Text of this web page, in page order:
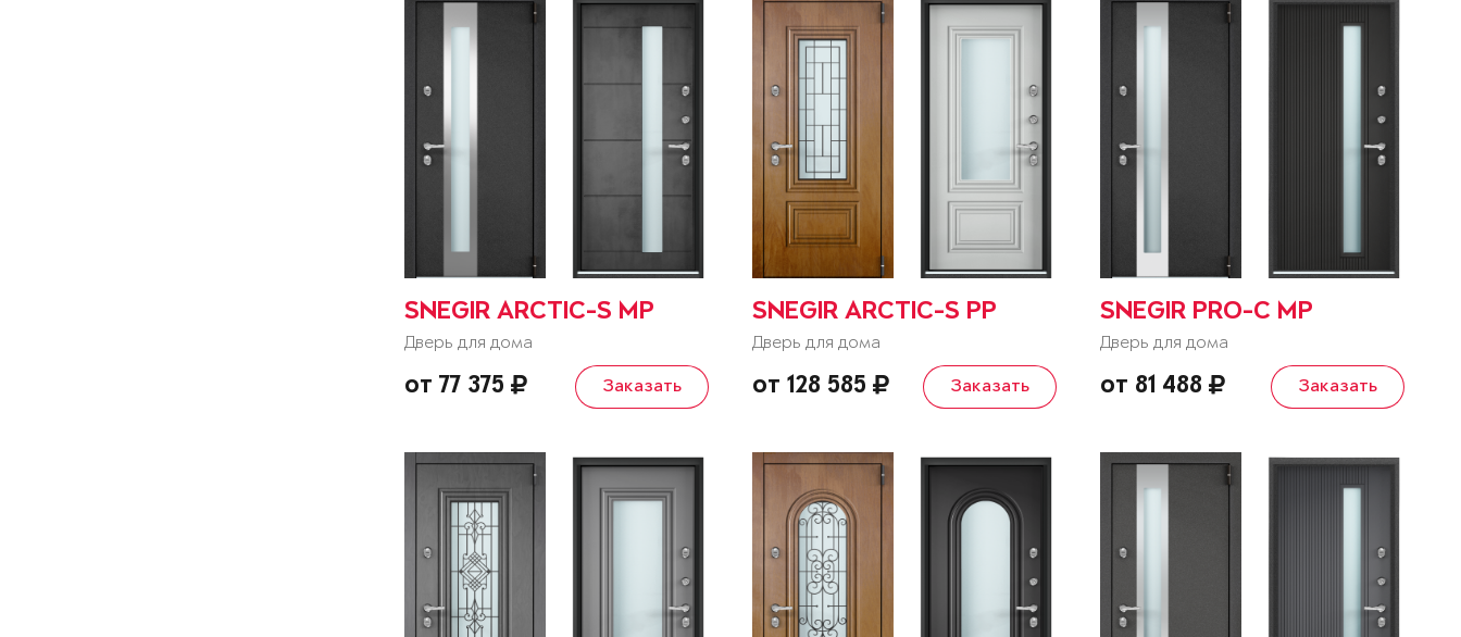
SNEGIR ARCTIC-S MP
Дверь для дома
от 77 375 Заказать
SNEGIR ARCTIC-S PP
Дверь для дома
от 128 585 Заказать
SNEGIR PRO-C MP
Дверь для дома
от 81 488 Заказать